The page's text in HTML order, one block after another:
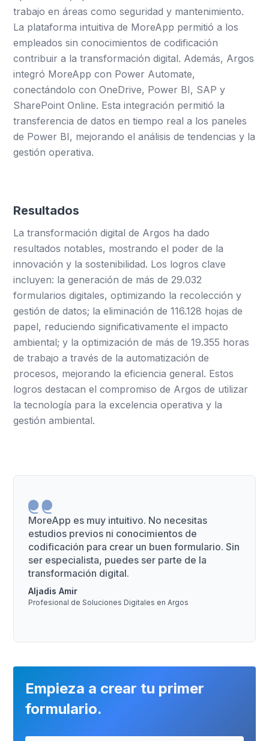
trabajo en áreas como seguridad y mantenimiento.
La plataforma intuitiva de MoreApp permitió a los
empleados sin conocimientos de codificación
contribuir a la transformación digital. Además, Argos
integró MoreApp con Power Automate,
conectándolo con OneDrive, Power BI, SAP y
SharePoint Online. Esta integración permitió la
transferencia de datos en tiempo real a los paneles
de Power BI, mejorando el análisis de tendencias y la
gestión operativa.
Resultados
La transformación digital de Argos ha dado
resultados notables, mostrando el poder de la
innovación y la sostenibilidad. Los logros clave
incluyen: la generación de más de 29.032
formularios digitales, optimizando la recolección y
gestión de datos; la eliminación de 116.128 hojas de
papel, reduciendo significativamente el impacto
ambiental; y la optimización de más de 19.355 horas
de trabajo a través de la automatización de
procesos, mejorando la eficiencia general. Estos
logros destacan el compromiso de Argos de utilizar
la tecnología para la excelencia operativa y la
gestión ambiental.
MoreApp es muy intuitivo. No necesitas
estudios previos ni conocimientos de
codificación para crear un buen formulario. Sin
ser especialista, puedes ser parte de la
transformación digital.
Aljadis Amir
Profesional de Soluciones Digitales en Argos
Empieza a crear tu primer
formulario.